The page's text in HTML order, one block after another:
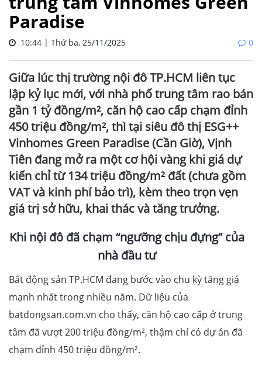
Paradise
10:44 | Thứ ba, 25/11/2025 0
Giữa lúc thị trường nội đô TP.HCM liên tục
lập kỷ lục mới, với nhà phố trung tâm rao bán
gần 1 tỷ đồng/m², căn hộ cao cấp chạm đỉnh
450 triệu đồng/m², thì tại siêu đô thị ESG++
Vinhomes Green Paradise (Cần Giờ), Vịnh
Tiên đang mở ra một cơ hội vàng khi giá dự
kiến chỉ từ 134 triệu đồng/m² đất (chưa gồm
VAT và kinh phí bảo trì), kèm theo trọn vẹn
giá trị sở hữu, khai thác và tăng trưởng.
Khi nội đô đã chạm “ngưỡng chịu đựng” của
nhà đầu tư
Bất động sản TP.HCM đang bước vào chu kỳ tăng giá
mạnh nhất trong nhiều năm. Dữ liệu của
batdongsan.com.vn cho thấy, căn hộ cao cấp ở trung
tâm đã vượt 200 triệu đồng/m², thậm chí có dự án đã
chạm đỉnh 450 triệu đồng/m².